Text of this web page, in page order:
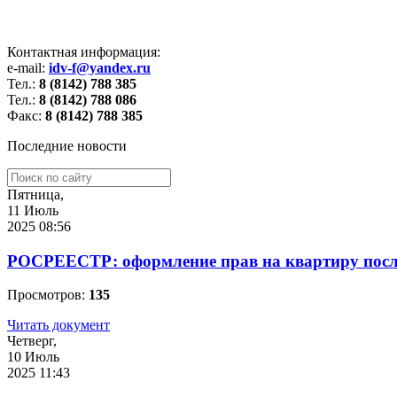
Контактная информация:
e-mail: idv-f@yandex.ru
Тел.: 8 (8142) 788 385
Тел.: 8 (8142) 788 086
Факс: 8 (8142) 788 385
Последние новости
Пятница,
11 Июль
2025 08:56
РОСРЕЕСТР: оформление прав на квартиру
Просмотров: 135
Читать документ
Четверг,
10 Июль
2025 11:43